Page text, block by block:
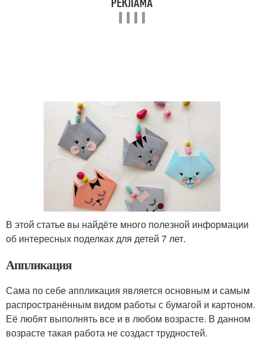
В этой статье вы найдёте много полезной информации
об интересных поделках для детей 7 лет.
Аппликация
Сама по себе аппликация является основным и самым
распространённым видом работы с бумагой и картоном.
Её любят выполнять все и в любом возрасте. В данном
возрасте такая работа не создаст трудностей.